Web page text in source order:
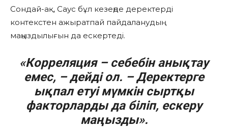
Сондай-ақ, Саус бұл кезеңде деректерді
контекстен ажыратпай пайдаланудың
маңыздылығын да ескертеді.
«Корреляция – себебін анықтау
емес, – дейді ол. – Деректерге
ықпал етуі мүмкін сыртқы
факторларды да біліп, ескеру
маңызды».